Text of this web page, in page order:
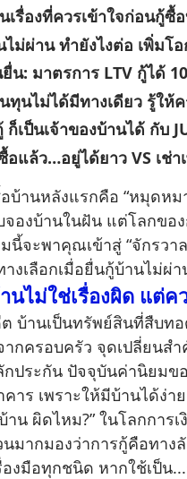
เรื่องที่ควรเข้าใจก่อนกู้ซื้
ม่ผ่าน ทำยังไงต่อ เพิ่มโ
น: มาตรการ LTV กู้ได้
ทุนไม่ได้มีทางเดียว รู้ให้
ก็เป็นเจ้าของบ้านได้ กับ
อแล้ว…อยู่ได้ยาว VS เ
หลังแรกคือ “หมุดหมาย
องบ้านในฝัน แต่โลกขอ
นี้จะพาคุณเข้าสู่ “จักรวา
งเลือกเมื่อยื่นกู้บ้านไม่
นไม่ใช่เรื่องผิด แต่ค
เป็นทรัพย์สินที่สืบทอดม
กครอบครัว จุดเปลี่ยนส
ประกัน ปัจจุบันค่านิยมข
าร เพราะให้มีบ้านได้ง่า
ดไหม?” ในโลกการเงิน
มากมองว่าการกู้คือทาง
องมือทุกชนิด หากใช้เป็น